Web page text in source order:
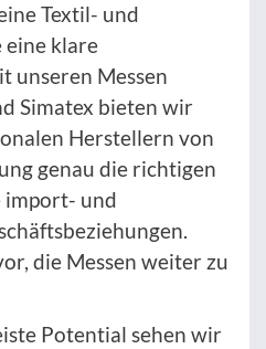
Textil- und
eine klare
unseren Messen
Simatex bieten wir
Herstellern von
genau die richtigen
import- und
die Messen weiter zu
Potential sehen wir